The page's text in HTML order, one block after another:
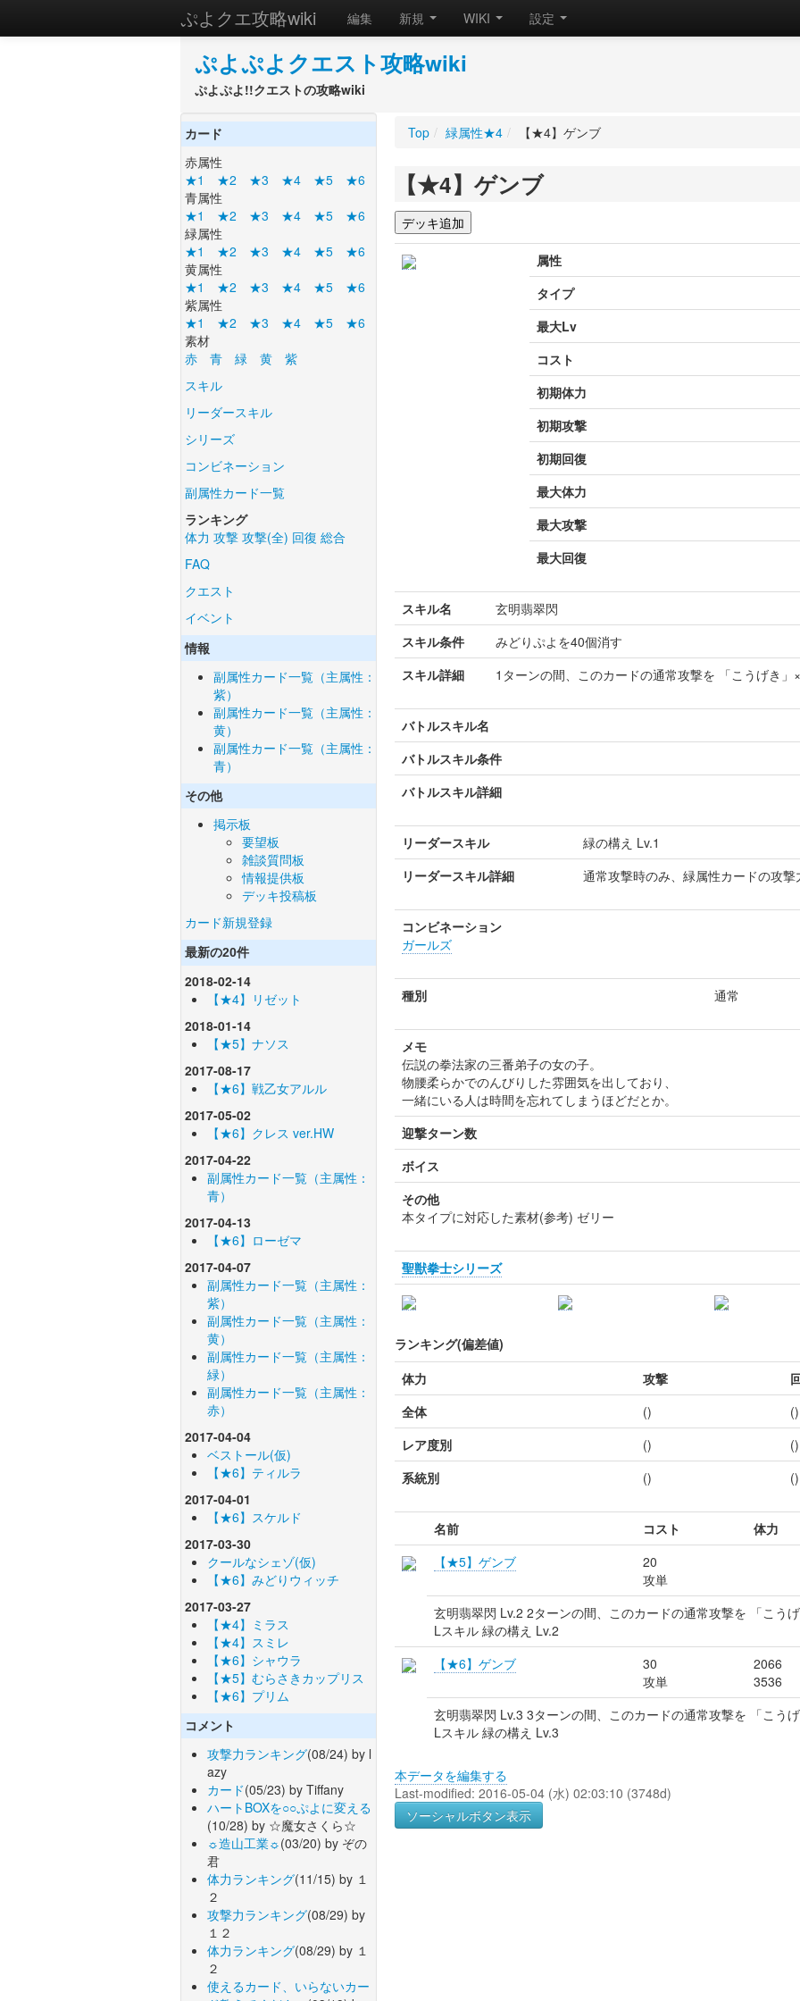
ぷよクエ攻略wiki 編集 新規 WIKI 設定
ぷよぷよクエスト攻略wiki
ぷよぷよ!!クエストの攻略wiki
カード
赤属性
★1
★2 ★3 ★4 ★5
★6
青属性
★1
★2 ★3 ★4 ★5
★6
緑属性
★1
★2 ★3 ★4 ★5
★6
黄属性
★1
★2 ★3 ★4 ★5
★6
紫属性
★1
★2 ★3 ★4 ★5
★6
素材
赤
青 緑 黄
紫
スキル
リーダースキル
シリーズ
コンビネーション
副属性カード一覧
ランキング
体力 攻撃 攻撃(全) 回復 総合
FAQ
クエスト
イベント
情報
副属性カード一覧（主属性：
紫）
副属性カード一覧（主属性：
黄）
副属性カード一覧（主属性：
青）
その他
掲示板
要望板
雑談質問板
情報提供板
デッキ投稿板
カード新規登録
最新の20件
2018-02-14
【★4】リゼット
2018-01-14
【★5】ナソス
2017-08-17
【★6】戦乙女アルル
2017-05-02
【★6】クレス ver.HW
2017-04-22
副属性カード一覧（主属性：
青）
2017-04-13
【★6】ローゼマ
2017-04-07
副属性カード一覧（主属性：
紫）
副属性カード一覧（主属性：
黄）
副属性カード一覧（主属性：
緑）
副属性カード一覧（主属性：
赤）
2017-04-04
ベストール(仮)
【★6】ティルラ
2017-04-01
【★6】スケルド
2017-03-30
クールなシェゾ(仮)
【★6】みどりウィッチ
2017-03-27
【★4】ミラス
【★4】スミレ
【★6】シャウラ
【★5】むらさきカップリス
【★6】プリム
コメント
攻撃力ランキング(08/24) by l
azy
カード(05/23) by Tiffany
ハートBOXを○○ぷよに変える
(10/28) by ☆魔女さくら☆
☼造山工業☼(03/20) by ぞの
君
体力ランキング(11/15) by １
２
攻撃力ランキング(08/29) by
１２
体力ランキング(08/29) by １
２
使えるカード、いらないカー
Top / 緑属性★4 / 【★4】ゲンブ
【★4】ゲンブ
属性
タイプ
最大Lv
コスト
初期体力
初期攻撃
初期回復
最大体力
最大攻撃
最大回復
スキル名
玄明翡翠閃
スキル条件
みどりぷよを40個消す
スキル詳細
1ターンの間、このカードの通常攻撃を 「こうげき」
バトルスキル名
バトルスキル条件
バトルスキル詳細
リーダースキル
緑の構え Lv.1
リーダースキル詳細
通常攻撃時のみ、緑属性カードの攻撃
コンビネーション
ガールズ
種別 通常
メモ
伝説の拳法家の三番弟子の女の子。
物腰柔らかでのんびりした雰囲気を出しており、
一緒にいる人は時間を忘れてしまうほどだとか。
迎撃ターン数
ボイス
その他
本タイプに対応した素材(参考) ゼリー
聖獣拳士シリーズ
ランキング(偏差値)
体力
攻撃
全体
() ()
レア度別
() ()
系統別
() ()
名前 コスト 体力
【★5】ゲンブ
20
攻単
玄明翡翠閃 Lv.2 2ターンの間、このカードの通常攻撃を 「こう
Lスキル 緑の構え Lv.2
【★6】ゲンブ
30
攻単
2066
3536
玄明翡翠閃 Lv.3 3ターンの間、このカードの通常攻撃を 「こう
Lスキル 緑の構え Lv.3
本データを編集する
Last-modified: 2016-05-04 (水) 02:03:10 (3748d)
ソーシャルボタン表示